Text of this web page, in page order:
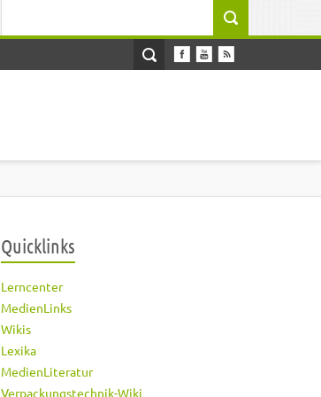
Quicklinks
Lerncenter
MedienLinks
Wikis
Lexika
MedienLiteratur
Verpackungstechnik-Wiki